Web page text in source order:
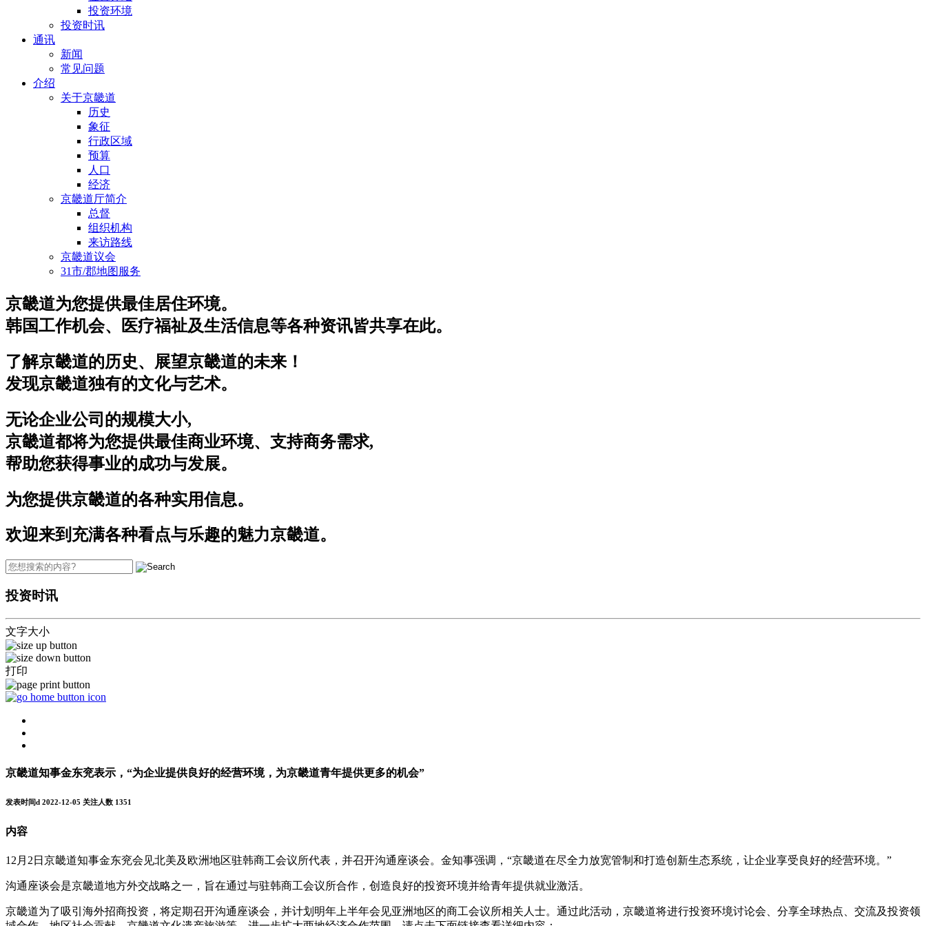
投资环境
投资时讯
通讯
新闻
常见问题
介绍
关于京畿道
历史
象征
行政区域
预算
人口
经济
京畿道厅简介
总督
组织机构
来访路线
京畿道议会
31市/郡地图服务
京畿道为您提供最佳居住环境。
韩国工作机会、医疗福祉及生活信息等各种资讯皆共享在此。
了解京畿道的历史、展望京畿道的未来！
发现京畿道独有的文化与艺术。
无论企业公司的规模大小,
京畿道都将为您提供最佳商业环境、支持商务需求,
帮助您获得事业的成功与发展。
为您提供京畿道的各种实用信息。
欢迎来到充满各种看点与乐趣的魅力京畿道。
投资时讯
文字大小
打印
京畿道知事金东兖表示，“为企业提供良好的经营环境，为京畿道青年提供更多的机会”
发表时间d 2022-12-05 关注人数 1351
内容
12月2日京畿道知事金东兖会见北美及欧洲地区驻韩商工会议所代表，并召开沟通座谈会。金知事强调，“京畿道在尽全力放宽管制和打造创新生态系统，让企业享受良好的经营环境。”
沟通座谈会是京畿道地方外交战略之一，旨在通过与驻韩商工会议所合作，创造良好的投资环境并给青年提供就业激活。
京畿道为了吸引海外招商投资，将定期召开沟通座谈会，并计划明年上半年会见亚洲地区的商工会议所相关人士。通过此活动，京畿道将进行投资环境讨论会、分享全球热点、交流及投资领